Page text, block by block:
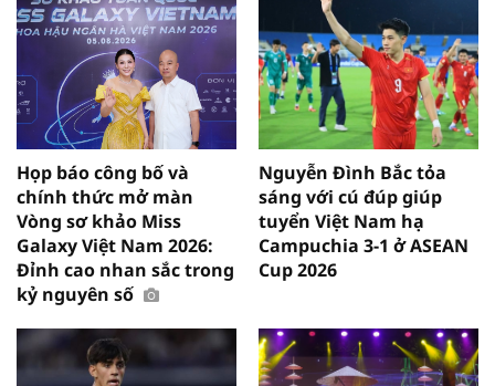
Họp báo công bố và
chính thức mở màn
Vòng sơ khảo Miss
Galaxy Việt Nam 2026:
Đỉnh cao nhan sắc trong
kỷ nguyên số
Nguyễn Đình Bắc tỏa
sáng với cú đúp giúp
tuyển Việt Nam hạ
Campuchia 3-1 ở ASEAN
Cup 2026